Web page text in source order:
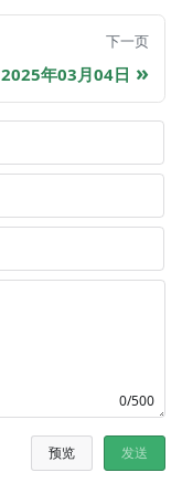
下一页
2025年03月04日
0/500
预览 发送